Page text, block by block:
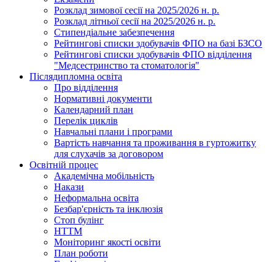
Розклад зимової сесії на 2025/2026 н. р.
Розклад літньої сесії на 2025/2026 н. р.
Стипендіальне забезпечення
Рейтингові списки здобувачів ФПО на базі БЗСО
Рейтингові списки здобувачів ФПО відділення
"Медсестринство та стоматологія"
Післядипломна освіта
Про відділення
Нормативні документи
Календарний план
Перелік циклів
Навчальні плани і програми
Вартість навчання та проживання в гуртожитку
для слухачів за договором
Освітній процес
Академічна мобільність
Накази
Неформальна освіта
Безбар'єрність та інклюзія
Стоп булінг
НТТМ
Моніторинг якості освіти
План роботи